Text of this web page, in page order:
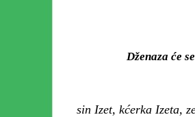
Dženaza će
sin Izet, kćerka Izeta,